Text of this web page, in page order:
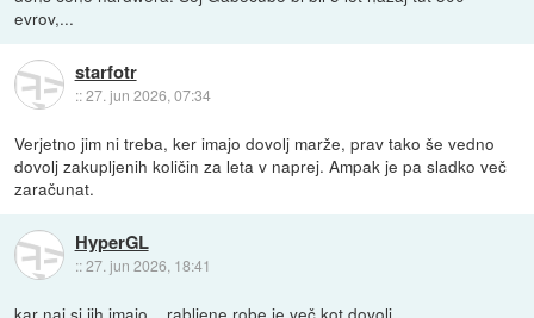
evrov,...
starfotr
::27. jun 2026, 07:34
Verjetno jim ni treba, ker imajo dovolj marže, prav tako še vedno
dovolj zakupljenih količin za leta v naprej. Ampak je pa sladko več
zaračunat.
HyperGL
::27. jun 2026, 18:41
kar naj si jih imajo... rabljene robe je več kot dovolj.